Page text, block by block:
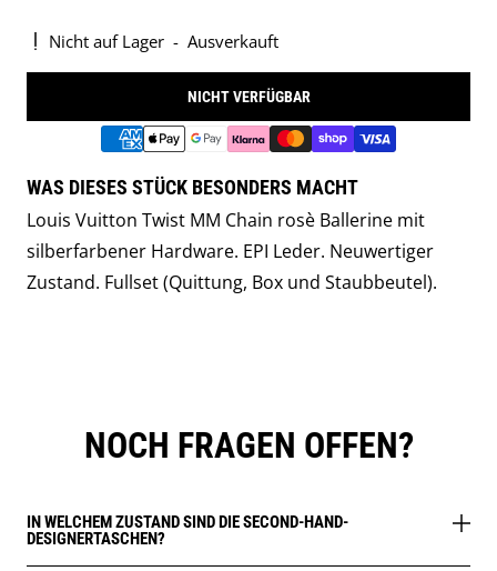
Nicht auf Lager - Ausverkauft
NICHT VERFÜGBAR
WAS DIESES STÜCK BESONDERS MACHT
Louis Vuitton Twist MM Chain rosè Ballerine mit
silberfarbener Hardware. EPI Leder. Neuwertiger
Zustand. Fullset (Quittung, Box und Staubbeutel).
NOCH FRAGEN OFFEN?
IN WELCHEM ZUSTAND SIND DIE SECOND-HAND-
DESIGNERTASCHEN?